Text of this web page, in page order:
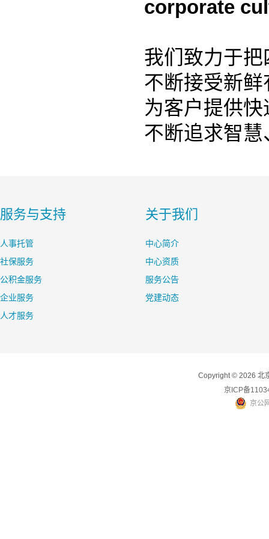
corporate
我们致力于
不断接受新
为客户提供
不断追求智
服务与支持
人事托管
社保服务
公积金服务
企业服务
人才服务
关于我们
中心简介
中心资质
服务公告
党建动态
Copyright © 2026 北
京ICP备
京公